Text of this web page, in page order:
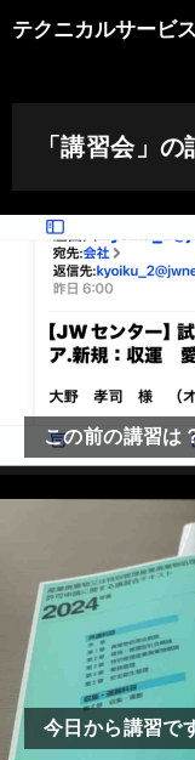
テクニカルサービ
「講習会」
この前の講習は
今日から講習で